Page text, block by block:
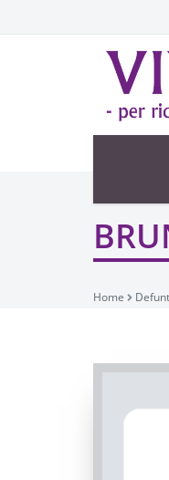
Home